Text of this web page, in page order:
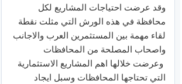
وقد عرضت احتياجات المشاريع لكل
محافظة في هذه الورش التي مثلت نقطة
لقاء مهمة بين المستثمرين العرب والاجانب
واصحاب المصلحة من المحافظات
وعرضت خلالها اهم المشاريع الاستثمارية
التي تحتاجها المحافظات وسبل ايجاد